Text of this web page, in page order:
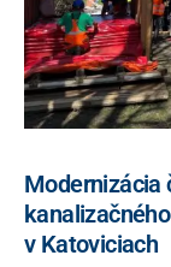
Modernizácia
v Katoviciach